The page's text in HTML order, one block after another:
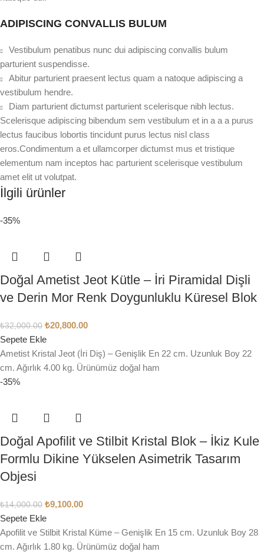
ADIPISCING CONVALLIS BULUM
Vestibulum penatibus nunc dui adipiscing convallis bulum
parturient suspendisse.
Abitur parturient praesent lectus quam a natoque adipiscing a
vestibulum hendre.
Diam parturient dictumst parturient scelerisque nibh lectus.
Scelerisque adipiscing bibendum sem vestibulum et in a a a purus
lectus faucibus lobortis tincidunt purus lectus nisl class
eros.Condimentum a et ullamcorper dictumst mus et tristique
elementum nam inceptos hac parturient scelerisque vestibulum
amet elit ut volutpat.
İlgili ürünler
-35%
Doğal Ametist Jeot Kütle – İri Piramidal Dişli
ve Derin Mor Renk Doygunluklu Küresel Blok
₺32,000.00 ₺20,800.00
Sepete Ekle
Ametist Kristal Jeot (İri Diş) – Genişlik En 22 cm. Uzunluk Boy 22
cm. Ağırlık 4.00 kg. Ürünümüz doğal ham
-35%
Doğal Apofilit ve Stilbit Kristal Blok – İkiz Kule
Formlu Dikine Yükselen Asimetrik Tasarım
Objesi
₺14,000.00 ₺9,100.00
Sepete Ekle
Apofilit ve Stilbit Kristal Küme – Genişlik En 15 cm. Uzunluk Boy 28
cm. Ağırlık 1.80 kg. Ürünümüz doğal ham